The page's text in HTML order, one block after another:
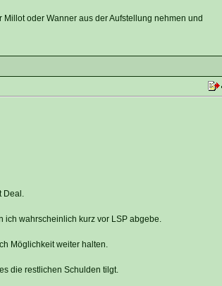
oder Wanner aus der Aufstellung nehmen und
Deal.
ich wahrscheinlich kurz vor LSP abgebe.
Möglichkeit weiter halten.
die restlichen Schulden tilgt.